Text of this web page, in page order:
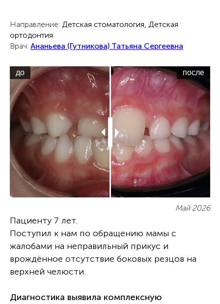
Направление: Детская стоматология, Детская
ортодонтия
Врач: Ананьева (Гутникова) Татьяна Сергеевна
до после
Май 2026
Пациенту 7 лет.
Поступил к нам по обращению мамы с
жалобами на неправильный прикус и
врождённое отсутствие боковых резцов на
верхней челюсти.
Диагностика выявила комплексную